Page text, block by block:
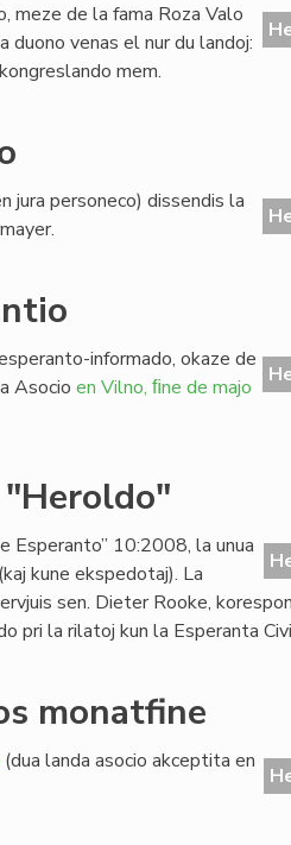
meze de la fama Roza Valo
venas el nur du landoj:
mem.
jura personeco) dissendis la
informado, okaze de
Asocio en Vilno, ﬁne de majo
Esperanto” 10:2008, la unua
kune ekspedotaj). La
sen. Dieter Rooke,
pri la rilatoj kun la Esperanta
monatfine
(dua landa asocio akceptita en